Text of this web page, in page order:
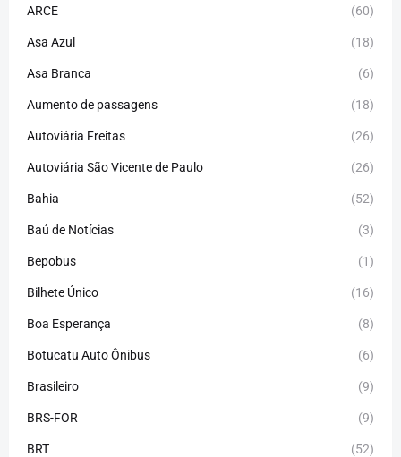
ARCE (60)
Asa Azul (18)
Asa Branca (6)
Aumento de passagens (18)
Autoviária Freitas (26)
Autoviária São Vicente de Paulo (26)
Bahia (52)
Baú de Notícias (3)
Bepobus (1)
Bilhete Único (16)
Boa Esperança (8)
Botucatu Auto Ônibus (6)
Brasileiro (9)
BRS-FOR (9)
BRT (52)